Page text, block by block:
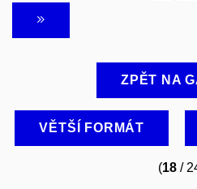
ZPĚT NA
VĚTŠÍ FORMÁT
(18 /